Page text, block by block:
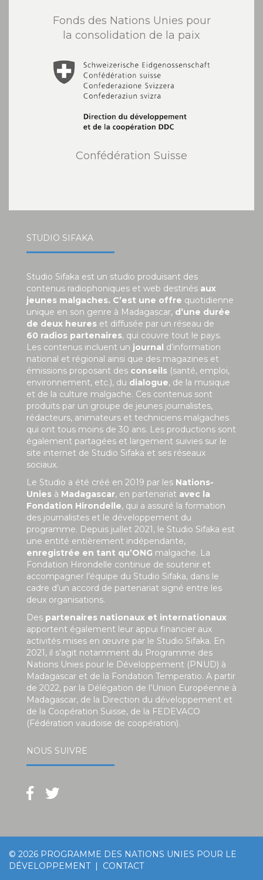
Fonds des Nations Unies pour
la consolidation de la paix
Confédération Suisse
STUDIO SIFAKA
Studio Sifaka est un studio produisant des
contenus radiophoniques et web destinés aux
jeunes malgaches. C’est une offre quotidienne
unique en son genre à Madagascar, d’une durée
de deux heures et diffusée par un réseau de
60 radios partenaires, qui couvre tout le pays.
Les contenus incluent un journal d’information
national et régional ainsi que des magazines et
émissions proposant des conseils (santé, emploi,
environnement, etc.), du dialogue, de la musique
et de la culture malgache. Ces contenus sont
produits par un groupe de jeunes journalistes,
rédacteurs, animateurs et techniciens malgaches
qui ont tous moins de 30 ans. Les productions sont
également partagées et largement suivies sur le
site internet de Studio Sifaka et ses réseaux
sociaux.
Le Studio a été créé en 2019 par les Nations-
Unies à Madagascar, en partenariat avec la
Fondation Hirondelle, qui a assuré la formation
des journalistes et le développement du
programme. Depuis juillet 2021, le Studio Sifaka est
une entité entièrement indépendante,
enregistrée en tant qu’ONG malgache. La
Fondation Hirondelle continue de soutenir et
accompagner l’équipe du Studio Sifaka, dans le
cadre d’un accord de partenariat signé entre les
deux organisations.
Des partenaires nationaux et internationaux
apportent également leur appui financier aux
activités mises en œuvre par le Studio Sifaka. En
2021, il s’agit notamment du Programme des
Nations Unies pour le Développement (PNUD) à
Madagascar et de la Fondation Temperatio. A partir
de 2022, par la Délégation de l’Union Européenne à
Madagascar, de la Direction du développement et
de la Coopération Suisse, de la FEDEVACO
(Fédération vaudoise de coopération).
NOUS SUIVRE
© 2026 PROGRAMME DES NATIONS UNIES POUR LE
DÉVELOPPEMENT| CONTACT